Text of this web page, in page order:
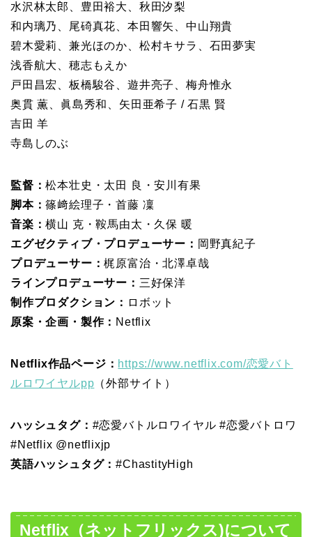
水沢林太郎、豊田裕大、秋田汐梨
和内璃乃、尾碕真花、本田響矢、中山翔貴
碧木愛莉、兼光ほのか、松村キサラ、石田夢実
浅香航大、穂志もえか
戸田昌宏、板橋駿谷、遊井亮子、梅舟惟永
奥貫 薫、眞島秀和、矢田亜希子 / 石黒 賢
吉田 羊
寺島しのぶ
監督：松本壮史・太田 良・安川有果
脚本：篠﨑絵理子・首藤 凜
音楽：横山 克・鞍馬由太・久保 暖
エグゼクティブ・プロデューサー： 岡野真紀子
プロデューサー：梶原富治・北澤卓哉
ラインプロデューサー： 三好保洋
制作プロダクション： ロボット
原案・企画・製作： Netflix
Netflix作品ページ： https://www.netflix.com/恋愛バト
ルロワイヤルpp （外部サイト）
ハッシュタグ： #恋愛バトルロワイヤル #恋愛バトロワ
#Netflix @netflixjp
英語ハッシュタグ：#ChastityHigh
Netflix（ネットフリックス)について